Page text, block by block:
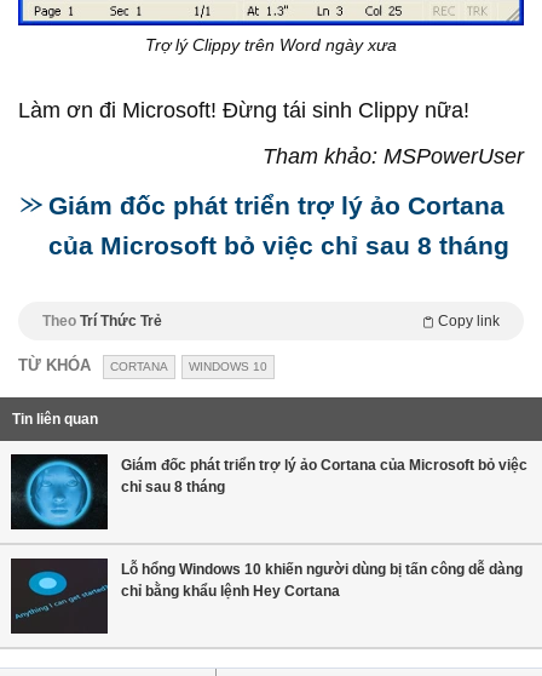
Trợ lý Clippy trên Word ngày xưa
Làm ơn đi Microsoft! Đừng tái sinh Clippy nữa!
Tham khảo: MSPowerUser
Giám đốc phát triển trợ lý ảo Cortana
của Microsoft bỏ việc chỉ sau 8 tháng
Theo Trí Thức Trẻ Copy link
TỪ KHÓA CORTANA WINDOWS 10
Tin liên quan
Giám đốc phát triển trợ lý ảo Cortana của Microsoft bỏ việc
chỉ sau 8 tháng
Lỗ hổng Windows 10 khiến người dùng bị tấn công dễ dàng
chỉ bằng khẩu lệnh Hey Cortana